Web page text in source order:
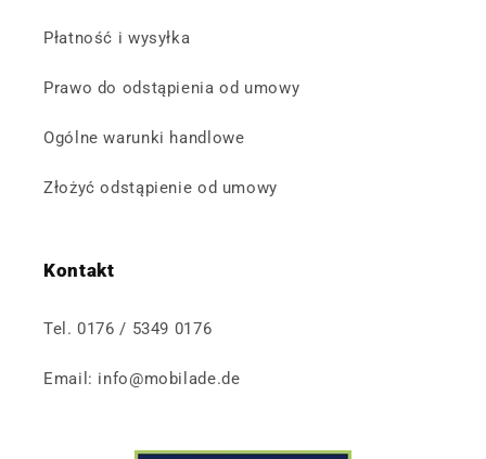
Płatność i wysyłka
Prawo do odstąpienia od umowy
Ogólne warunki handlowe
Złożyć odstąpienie od umowy
Kontakt
Tel. 0176 / 5349 0176
Email: info@mobilade.de